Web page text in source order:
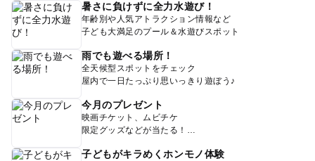
暑さに負けずに全力水遊び！
年齢別や人気アトラクション情報など
子ども大満足のプール＆水遊びスポット
雨でも遊べる場所！
全天候型スポットをチェック
屋内で一日たっぷり思いっきり遊ぼう♪
今月のプレゼント
映画チケット、ムビチケ
限定グッズなどが当たる！
子どもがキラめくホンモノ体験